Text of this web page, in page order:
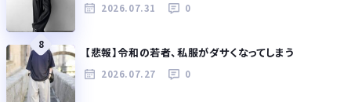
2026.07.31 0
8
【悲報】令和の若者、私服がダサくなってしまう
2026.07.27 0